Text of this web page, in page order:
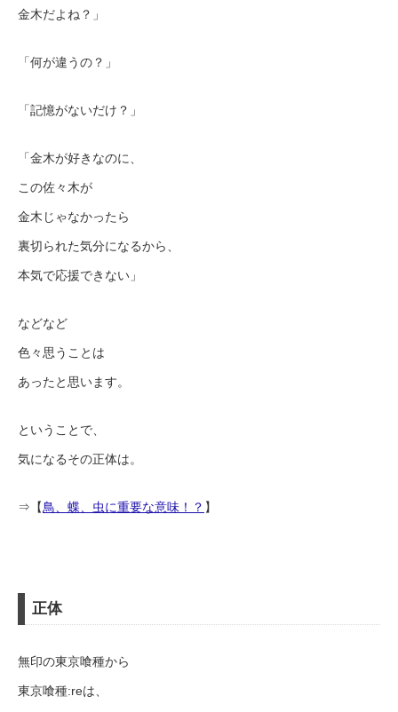
金木だよね？」
「何が違うの？」
「記憶がないだけ？」
「金木が好きなのに、
この佐々木が
金木じゃなかったら
裏切られた気分になるから、
本気で応援できない」
などなど
色々思うことは
あったと思います。
ということで、
気になるその正体は。
⇒【鳥、蝶、虫に重要な意味！？ 】
正体
無印の東京喰種から
東京喰種:reは、